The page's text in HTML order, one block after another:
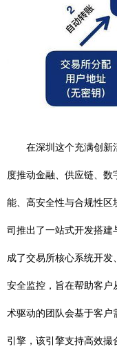
在深圳这个充满创新
度推动金融、供应链、
能、高安全性与合规性
司推出了一站式开发搭
成了交易所核心系统开
安全监控，旨在帮助客
术驱动的团队会基于客户
引擎，该引擎支持高效撮